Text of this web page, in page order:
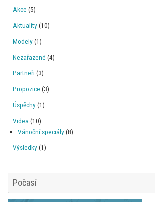
Akce (5)
Aktuality(10)
Modely(1)
Nezařazené (4)
Partneři (3)
Propozice (3)
Úspěchy(1)
Videa (10)
Vánoční speciály(8)
Výsledky(1)
Počasí